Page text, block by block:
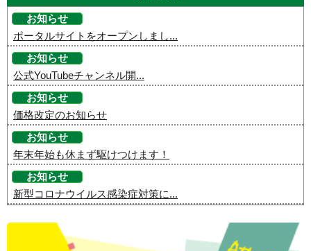
お知らせ
ポータルサイトをオープンしまし...
お知らせ
公式YouTubeチャンネル開...
お知らせ
価格改定のお知らせ
お知らせ
年末年始も休まず駆けつけます！
お知らせ
新型コロナウイルス感染症対策に...